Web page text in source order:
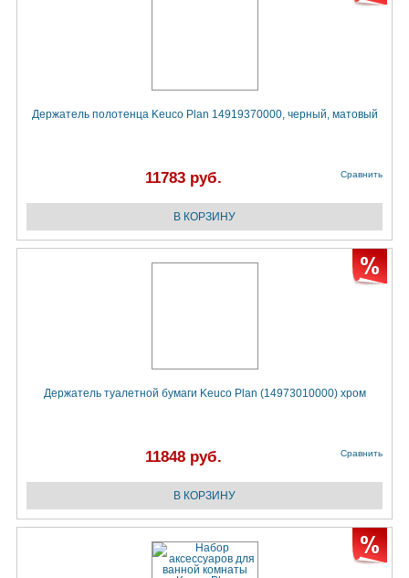
Держатель полотенца Keuco Plan 14919370000, черный, матовый
11783 руб. Сравнить
Держатель туалетной бумаги Keuco Plan (14973010000) хром
11848 руб. Сравнить